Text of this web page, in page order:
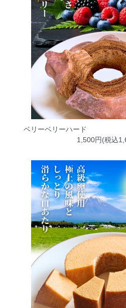
ベリーベリ
1,500円(税込